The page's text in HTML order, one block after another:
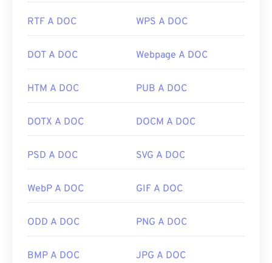
RTF A DOC WPS A DOC
DOT A DOC Webpage A DOC
HTM A DOC PUB A DOC
DOTX A DOC DOCM A DOC
PSD A DOC SVG A DOC
WebP A DOC GIF A DOC
ODD A DOC PNG A DOC
BMP A DOC JPG A DOC